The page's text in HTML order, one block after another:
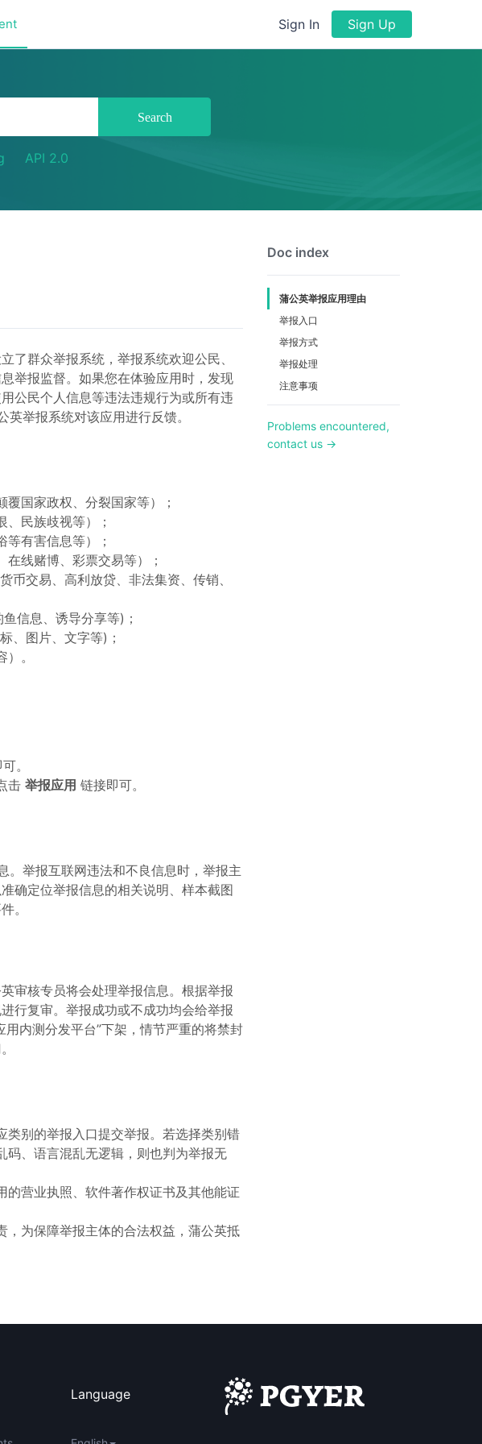
Sign In Sign Up
Search
API 2.0
了群众举报系统，举报系统欢迎公民、
举报监督。如果您在体验应用时，发现
公民个人信息等违法违规行为或所有违
举报系统对该应用进行反馈。
国家政权、分裂国家等）；
民族歧视等）；
有害信息等）；
线赌博、彩票交易等）；
币交易、高利放贷、非法集资、传销、
信息、诱导分享等)；
、图片、文字等)；
。
。
击 举报应用 链接即可。
。举报互联网违法和不良信息时，举报主
确定位举报信息的相关说明、样本截图
。
审核专员将会处理举报信息。根据举报
行复审。举报成功或不成功均会给举报
内测分发平台”下架，情节严重的将禁封
别的举报入口提交举报。若选择类别错
、语言混乱无逻辑，则也判为举报无
营业执照、软件著作权证书及其他能证
为保障举报主体的合法权益，蒲公英抵
Doc index
蒲公英举报应用理由
举报入口
举报方式
举报处理
注意事项
Problems encountered,
contact us →
Language